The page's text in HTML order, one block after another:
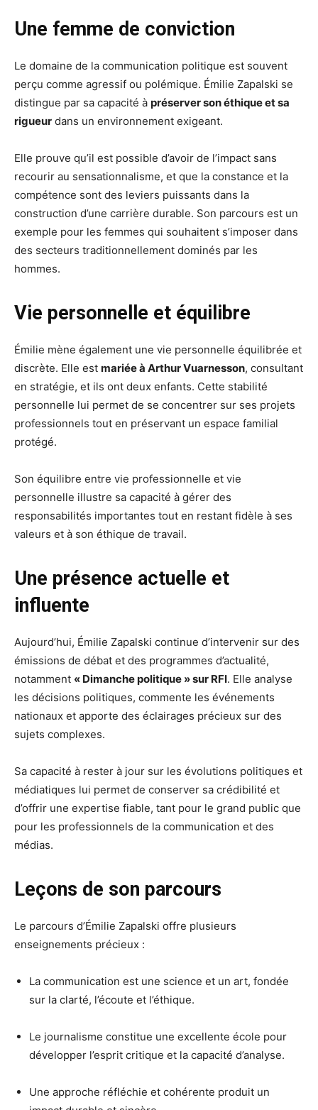
Une femme de conviction
Le domaine de la communication politique est souvent
perçu comme agressif ou polémique. Émilie Zapalski se
distingue par sa capacité à préserver son éthique et sa
rigueur dans un environnement exigeant.
Elle prouve qu’il est possible d’avoir de l’impact sans
recourir au sensationnalisme, et que la constance et la
compétence sont des leviers puissants dans la
construction d’une carrière durable. Son parcours est un
exemple pour les femmes qui souhaitent s’imposer dans
des secteurs traditionnellement dominés par les
hommes.
Vie personnelle et équilibre
Émilie mène également une vie personnelle équilibrée et
discrète. Elle est mariée à Arthur Vuarnesson, consultant
en stratégie, et ils ont deux enfants. Cette stabilité
personnelle lui permet de se concentrer sur ses projets
professionnels tout en préservant un espace familial
protégé.
Son équilibre entre vie professionnelle et vie
personnelle illustre sa capacité à gérer des
responsabilités importantes tout en restant fidèle à ses
valeurs et à son éthique de travail.
Une présence actuelle et
influente
Aujourd’hui, Émilie Zapalski continue d’intervenir sur des
émissions de débat et des programmes d’actualité,
notamment « Dimanche politique » sur RFI. Elle analyse
les décisions politiques, commente les événements
nationaux et apporte des éclairages précieux sur des
sujets complexes.
Sa capacité à rester à jour sur les évolutions politiques et
médiatiques lui permet de conserver sa crédibilité et
d’offrir une expertise fiable, tant pour le grand public que
pour les professionnels de la communication et des
médias.
Leçons de son parcours
Le parcours d’Émilie Zapalski offre plusieurs
enseignements précieux :
La communication est une science et un art, fondée
sur la clarté, l’écoute et l’éthique.
Le journalisme constitue une excellente école pour
développer l’esprit critique et la capacité d’analyse.
Une approche réfléchie et cohérente produit un